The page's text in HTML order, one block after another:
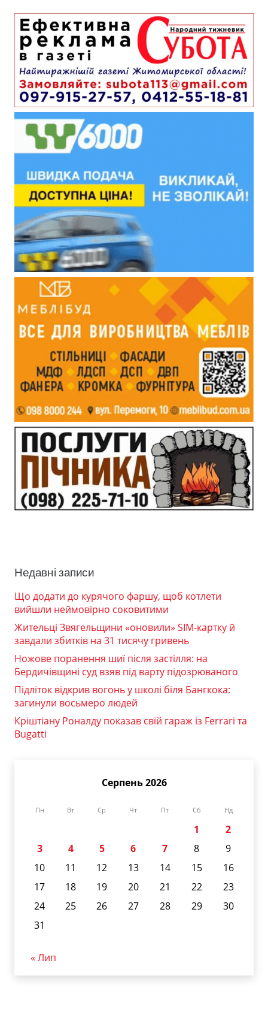
Недавні записи
Що додати до курячого фаршу, щоб котлети
вийшли неймовірно соковитими
Жительці Звягельщини «оновили» SIM-картку й
завдали збитків на 31 тисячу гривень
Ножове поранення шиї після застілля: на
Бердичівщині суд взяв під варту підозрюваного
Підліток відкрив вогонь у школі біля Бангкока:
загинули восьмеро людей
Кріштіану Роналду показав свій гараж із Ferrari та
Bugatti
Серпень 2026
Пн Вт Ср Чт Пт Сб Нд
1
2
3
4 5 6 7 8
9
10
11 12 13 14 15
16
17
18 19 20 21 22
23
24
25 26 27 28 29
30
31
« Лип